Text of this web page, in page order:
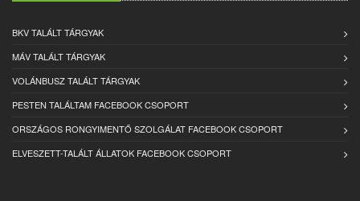
BKV TALÁLT TÁRGYAK
MÁV TALÁLT TÁRGYAK
VOLÁNBUSZ TALÁLT TÁRGYAK
PESTEN TALÁLTAM FACEBOOK CSOPORT
ORSZÁGOS RONGYIMENTŐ SZOLGÁLAT FACEBOOK CSOPORT
ELVESZETT-TALÁLT ÁLLATOK FACEBOOK CSOPORT